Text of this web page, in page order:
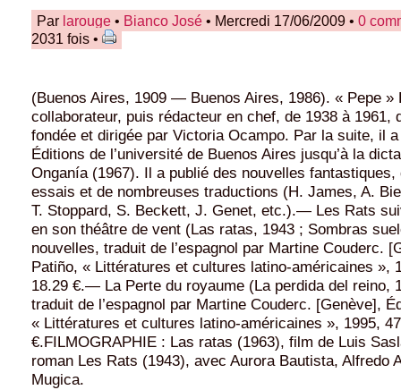
Par larouge • Bianco José • Mercredi 17/06/2009 • 0
2031 fois •
(Buenos Aires, 1909 — Buenos Aires, 1986). « Pepe »
collaborateur, puis rédacteur en chef, de 1938 à 1961,
fondée et dirigée par Victoria Ocampo. Par la suite, il
Éditions de l’université de Buenos Aires jusqu’à la
Onganía (1967). Il a publié des nouvelles
essais et de nombreuses traductions (H. James, A.
T. Stoppard, S. Beckett, J. Genet, etc.).— Les Rats
en son théâtre de vent (Las ratas, 1943 ; Sombras
nouvelles, traduit de l’espagnol par Martine Couderc.
Patiño, « Littératures et cultures latino-américaines »,
18.29 €.— La Perte du royaume (La perdida del reino,
traduit de l’espagnol par Martine Couderc. [Genève],
« Littératures et cultures latino-américaines », 1995,
€.FILMOGRAPHIE : Las ratas (1963), film de Luis
roman Les Rats (1943), avec Aurora Bautista, Alfredo
Mugica.